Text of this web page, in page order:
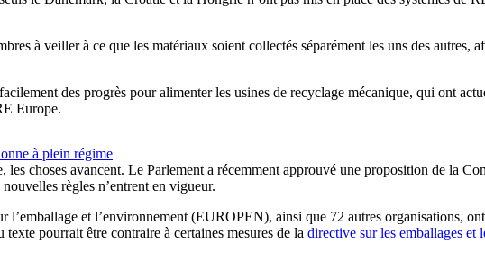
à veiller à ce que les matériaux soient collectés séparément les uns des
des progrès pour alimenter les usines de recyclage mécanique, qui ont
Europe.
à plein régime
les choses avancent. Le Parlement a récemment approuvé une proposition de la
règles n’entrent en vigueur.
l’emballage et l’environnement (EUROPEN), ainsi que 72 autres organisations,
pourrait être contraire à certaines mesures de la directive sur les emballages et